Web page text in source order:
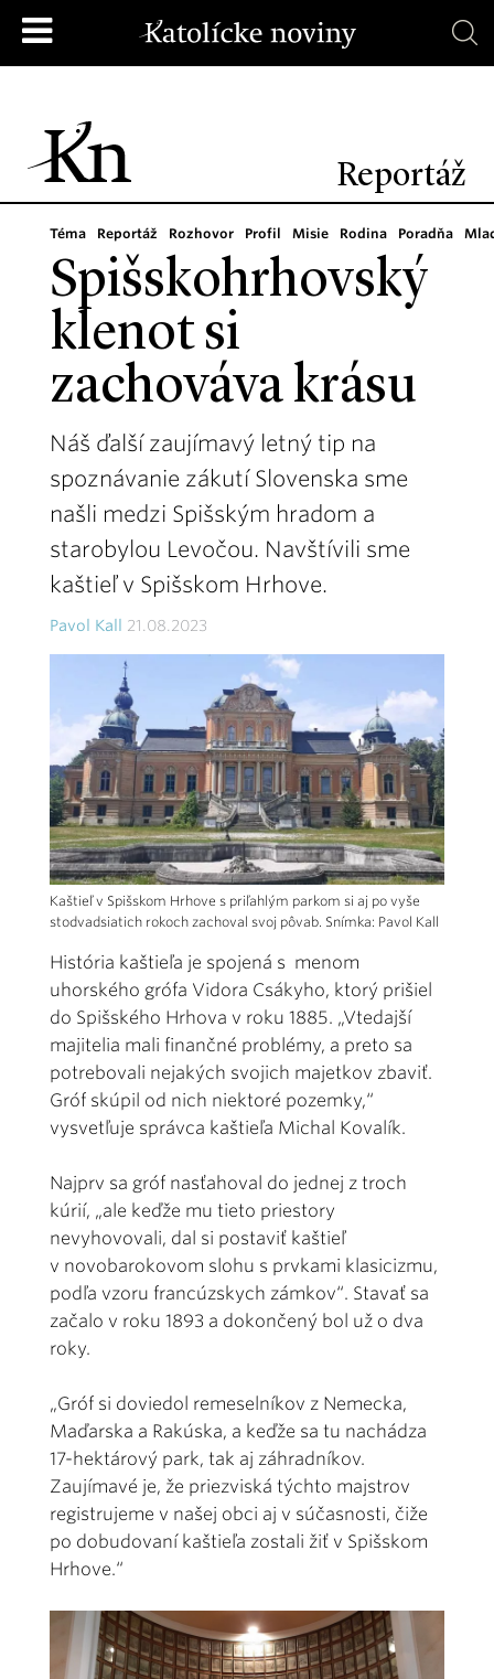
Reportáž
Téma Reportáž Rozhovor Profil Misie Rodina Poradňa
Spišskohrhovský
klenot si
zachováva krásu
Náš ďalší zaujímavý letný tip na
spoznávanie zákutí Slovenska sme
našli medzi Spišským hradom a
starobylou Levočou. Navštívili sme
kaštieľ v Spišskom Hrhove.
Pavol Kall 21.08.2023
Kaštieľ v Spišskom Hrhove s priľahlým parkom si aj po vyše
stodvadsiatich rokoch zachoval svoj pôvab. Snímka: Pavol Kall
História kaštieľa je spojená s menom
uhorského grófa Vidora Csákyho, ktorý prišiel
do Spišského Hrhova v roku 1885. „Vtedajší
majitelia mali finančné problémy, a preto sa
potrebovali nejakých svojich majetkov zbaviť.
Gróf skúpil od nich niektoré pozemky,“
vysvetľuje správca kaštieľa Michal Kovalík.
Najprv sa gróf nasťahoval do jednej z troch
kúrií, „ale keďže mu tieto priestory
nevyhovovali, dal si postaviť kaštieľ
v novobarokovom slohu s prvkami klasicizmu,
podľa vzoru francúzskych zámkov“. Stavať sa
začalo v roku 1893 a dokončený bol už o dva
roky.
„Gróf si doviedol remeselníkov z Nemecka,
Maďarska a Rakúska, a keďže sa tu nachádza
17-hektárový park, tak aj záhradníkov.
Zaujímavé je, že priezviská týchto majstrov
registrujeme v našej obci aj v súčasnosti, čiže
po dobudovaní kaštieľa zostali žiť v Spišskom
Hrhove.“